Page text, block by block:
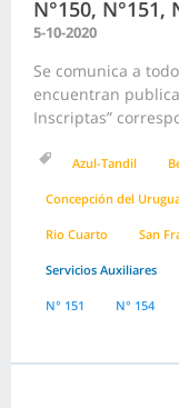
N°150, N°151,
5-10-2020
Se comunica a
encuentran
Inscriptas”
Azul-Tandil
Concepción del
Rio Cuarto San
Servicios Auxiliares
N° 151 N° 154